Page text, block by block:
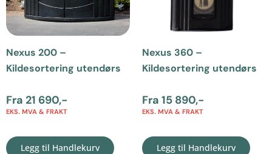
Nexus 200 –
Kildesortering utendørs
Fra 21 690,-
EKS. MVA & FRAKT
Legg til Handlekurv
Nexus 360 –
Kildesortering utendørs
Fra 15 890,-
EKS. MVA & FRAKT
Legg til Handlekurv